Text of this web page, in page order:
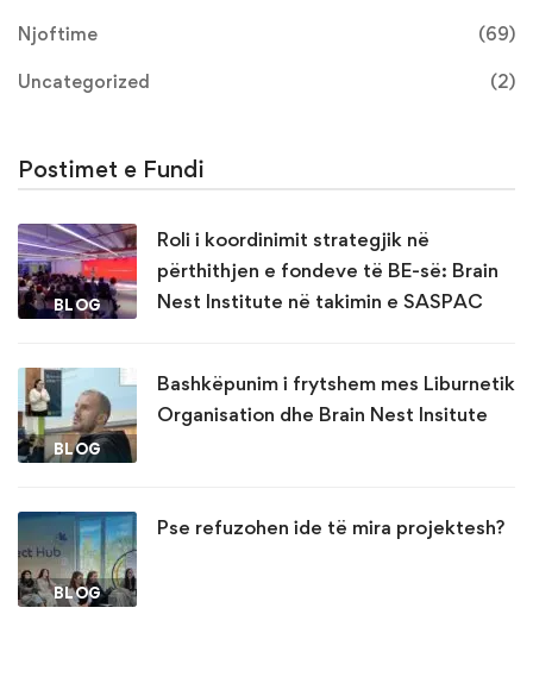
Njoftime (69)
Uncategorized (2)
Postimet e Fundi
BLOG
Roli i koordinimit strategjik në
përthithjen e fondeve të BE-së: Brain
Nest Institute në takimin e SASPAC
BLOG
Bashkëpunim i frytshem mes Liburnetik
Organisation dhe Brain Nest Insitute
BLOG
Pse refuzohen ide të mira projektesh?